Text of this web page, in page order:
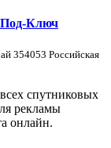
Под-Ключ
354053 Российская
спутниковых
рекламы
онлайн.